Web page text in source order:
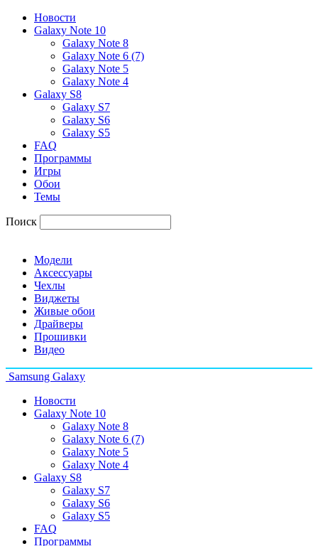
Новости
Galaxy Note 10
Galaxy Note 8
Galaxy Note 6 (7)
Galaxy Note 5
Galaxy Note 4
Galaxy S8
Galaxy S7
Galaxy S6
Galaxy S5
FAQ
Программы
Игры
Обои
Темы
Поиск
Модели
Аксессуары
Чехлы
Виджеты
Живые обои
Драйверы
Прошивки
Видео
Samsung Galaxy
Новости
Galaxy Note 10
Galaxy Note 8
Galaxy Note 6 (7)
Galaxy Note 5
Galaxy Note 4
Galaxy S8
Galaxy S7
Galaxy S6
Galaxy S5
FAQ
Программы